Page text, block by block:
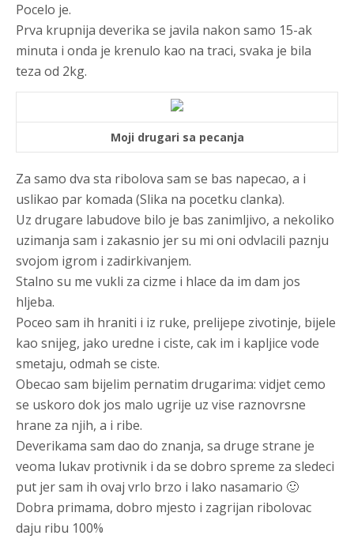
Pocelo je.
Prva krupnija deverika se javila nakon samo 15-ak
minuta i onda je krenulo kao na traci, svaka je bila
teza od 2kg.
Moji drugari sa pecanja
Za samo dva sta ribolova sam se bas napecao, a i
uslikao par komada (Slika na pocetku clanka).
Uz drugare labudove bilo je bas zanimljivo, a nekoliko
uzimanja sam i zakasnio jer su mi oni odvlacili paznju
svojom igrom i zadirkivanjem.
Stalno su me vukli za cizme i hlace da im dam jos
hljeba.
Poceo sam ih hraniti i iz ruke, prelijepe zivotinje, bijele
kao snijeg, jako uredne i ciste, cak im i kapljice vode
smetaju, odmah se ciste.
Obecao sam bijelim pernatim drugarima: vidjet cemo
se uskoro dok jos malo ugrije uz vise raznovrsne
hrane za njih, a i ribe.
Deverikama sam dao do znanja, sa druge strane je
veoma lukav protivnik i da se dobro spreme za sledeci
put jer sam ih ovaj vrlo brzo i lako nasamario 🙂
Dobra primama, dobro mjesto i zagrijan ribolovac
daju ribu 100%